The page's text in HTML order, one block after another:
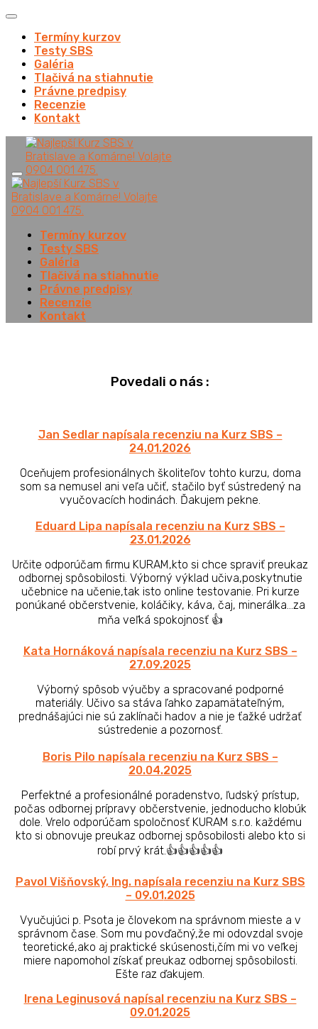
Termíny kurzov
Testy SBS
Galéria
Tlačivá na stiahnutie
Právne predpisy
Recenzie
Kontakt
Termíny kurzov
Testy SBS
Galéria
Tlačivá na stiahnutie
Právne predpisy
Recenzie
Kontakt
Povedali o nás :
Jan Sedlar napísala recenziu na Kurz SBS –
24.01.2026
Oceňujem profesionálnych školiteľov tohto kurzu, doma
som sa nemusel ani veľa učiť, stačilo byť sústredený na
vyučovacích hodinách. Ďakujem pekne.
Eduard Lipa napísala recenziu na Kurz SBS –
23.01.2026
Určite odporúčam firmu KURAM,kto si chce spraviť preukaz
odbornej spôsobilosti. Výborný výklad učiva,poskytnutie
učebnice na učenie,tak isto online testovanie. Pri kurze
ponúkané občerstvenie, koláčiky, káva, čaj, minerálka…za
mňa veľká spokojnosť 👍
Kata Hornáková napísala recenziu na Kurz SBS –
27.09.2025
Výborný spôsob výučby a spracované podporné
materiály. Učivo sa stáva ľahko zapamätateľným,
prednášajúci nie sú zaklínači hadov a nie je ťažké udržať
sústredenie a pozornosť.
Boris Pilo napísala recenziu na Kurz SBS –
20.04.2025
Perfektné a profesionálné poradenstvo, ľudský prístup,
počas odbornej prípravy občerstvenie, jednoducho klobúk
dole. Vrelo odporúčam spoločnosť KURAM s.r.o. každému
kto si obnovuje preukaz odbornej spôsobilosti alebo kto si
robí prvý krát.👍👍👍👍👍
Pavol Višňovský, Ing. napísala recenziu na Kurz SBS
– 09.01.2025
Vyučujúci p. Psota je človekom na správnom mieste a v
správnom čase. Som mu povďačný,že mi odovzdal svoje
teoretické,ako aj praktické skúsenosti,čím mi vo veľkej
miere napomohol získať preukaz odbornej spôsobilosti.
Ešte raz ďakujem.
Irena Leginusová napísal recenziu na Kurz SBS –
09.01.2025